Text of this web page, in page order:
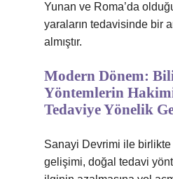
Yunan ve Roma’da
yaraların tedavisinde bir
almıştır.
Modern Dönem:
Yöntemlerin
Tedaviye Yönelik
Sanayi Devrimi ile birlikte
gelişimi, doğal tedavi